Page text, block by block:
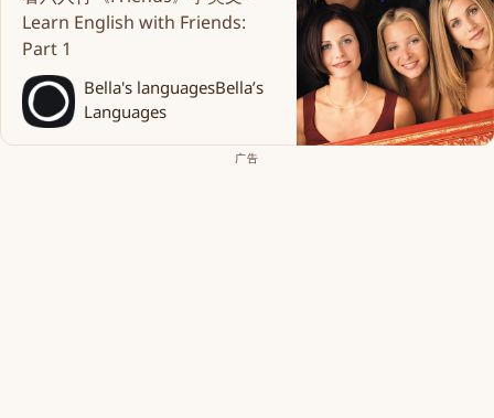
Learn English with Friends:
Part 1
Bella's languagesBella’s
Languages
广告